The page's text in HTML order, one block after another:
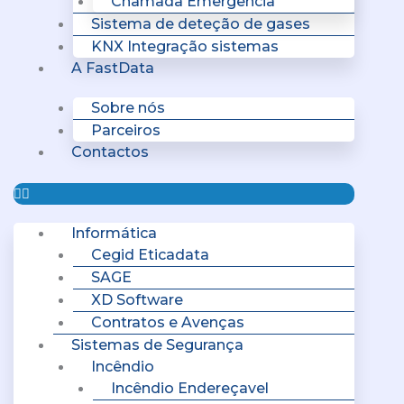
Sistema de deteção de gases
KNX Integração sistemas
A FastData
Sobre nós
Parceiros
Contactos
Informática
Cegid Eticadata
SAGE
XD Software
Contratos e Avenças
Sistemas de Segurança
Incêndio
Incêndio Endereçavel